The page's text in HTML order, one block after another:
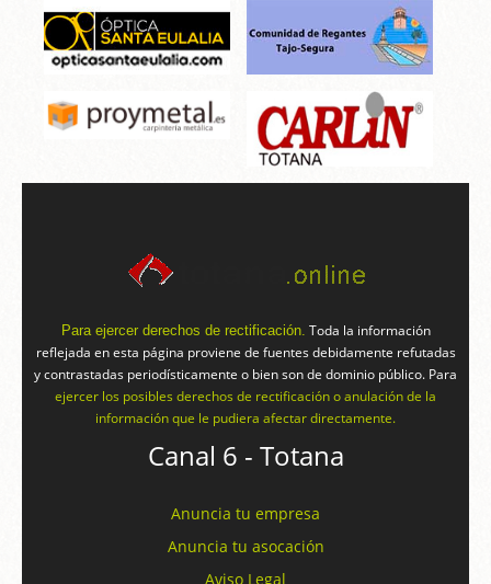
Para ejercer derechos de rectificación. Toda la información
reflejada en esta página proviene de fuentes debidamente refutadas
y contrastadas periodísticamente o bien son de dominio público. Para
ejercer los posibles derechos de rectificación o anulación de la
información que le pudiera afectar directamente.
Canal 6 - Totana
Anuncia tu empresa
Anuncia tu asocación
Aviso Legal